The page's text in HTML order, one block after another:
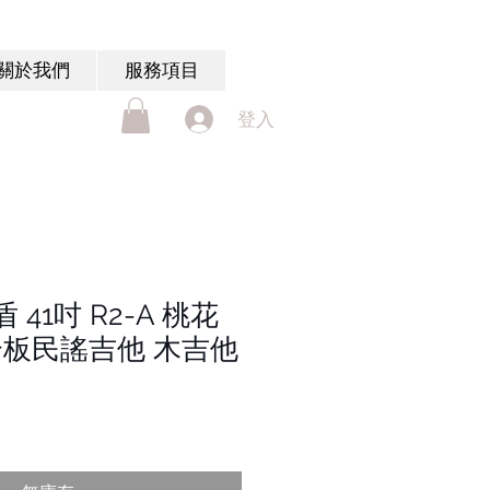
於我們 服務項目
登入
41吋 R2-A 桃花
民謠吉他 木吉他